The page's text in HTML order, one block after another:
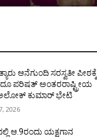
ಆನೆಗುಂದಿ ಸರಸ್ವತೀ ಪೀಠಕ್ಕೆ
ಪರಿಷತ್ ಅಂತರರಾಷ್ಟ್ರೀಯ
ಅಲೋಕ್ ಕುಮಾರ್ ಭೇಟಿ
2026
ಆ.9ರಂದು ಯಕ್ಷಗಾನ